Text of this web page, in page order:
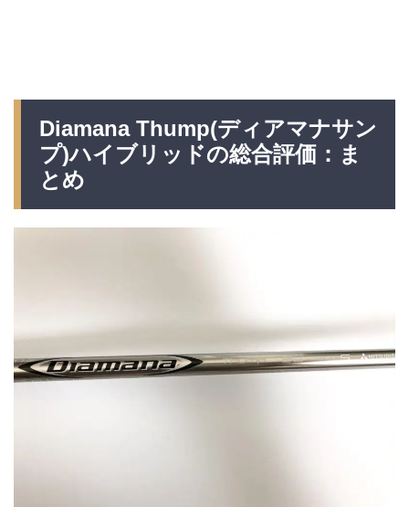
Diamana Thump(ディアマナサン
プ)ハイブリッドの総合評価：ま
とめ